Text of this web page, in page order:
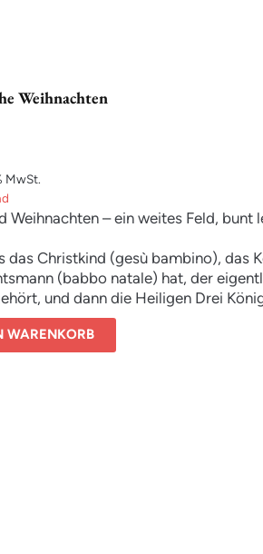
Weihnachten
MwSt.
Weihnachten – ein weites Feld, bunt
das Christkind (gesù bambino), das
(babbo natale) hat, der
und dann die Heiligen Drei
Hexe (befana) auftreten.
erfindungs- und
Eine der schönsten handelt von
WARENKORB